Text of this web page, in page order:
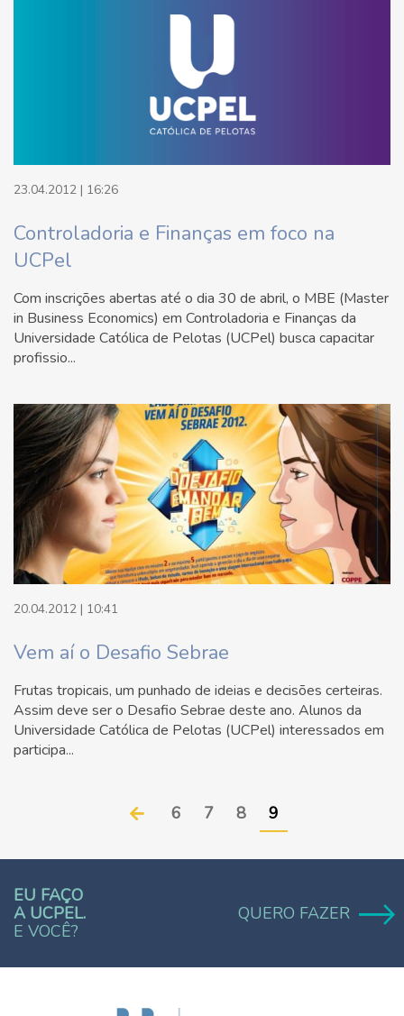
23.04.2012 | 16:26
Controladoria e Finanças em foco na
UCPel
Com inscrições abertas até o dia 30 de abril, o MBE (Master
in Business Economics) em Controladoria e Finanças da
Universidade Católica de Pelotas (UCPel) busca capacitar
profissio...
20.04.2012 | 10:41
Vem aí o Desafio Sebrae
Frutas tropicais, um punhado de ideias e decisões certeiras.
Assim deve ser o Desafio Sebrae deste ano. Alunos da
Universidade Católica de Pelotas (UCPel) interessados em
participa...
6 7 8 9
EU FAÇO
A UCPEL.
E VOCÊ?
QUERO FAZER